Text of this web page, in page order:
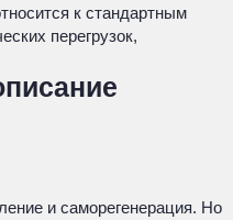
к стандартным
перегрузок,
и саморегенерация. Но